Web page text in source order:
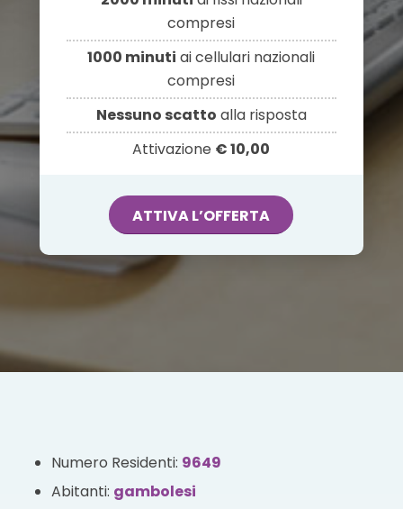
compresi
1000 minuti ai cellulari nazionali
compresi
Nessuno scatto alla risposta
Attivazione € 10,00
ATTIVA L’OFFERTA
Numero Residenti: 9649
Abitanti: gambolesi